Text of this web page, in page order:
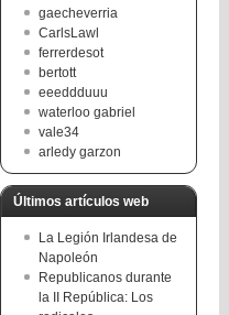
gaecheverria
CarlsLawl
ferrerdesot
bertott
eeeddduuu
waterloo gabriel
vale34
arledy garzon
Últimos artículos web
La Legión Irlandesa de
Napoleón
Republicanos durante
la II República: Los